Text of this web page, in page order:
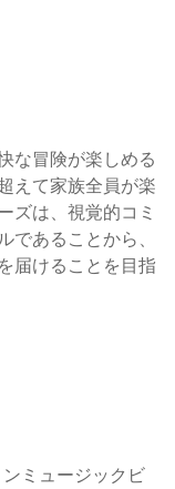
な冒険が楽しめる
えて家族全員が楽
ズは、視覚的コミ
であることから、
届けることを目指
ミュージックビ